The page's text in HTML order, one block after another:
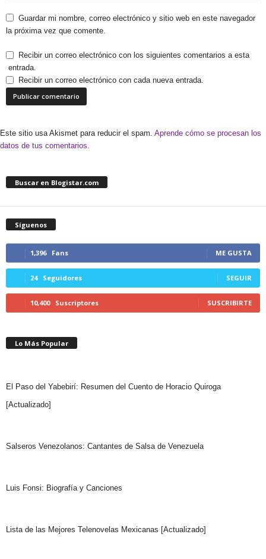
Guardar mi nombre, correo electrónico y sitio web en este navegador
la próxima vez que comente.
Recibir un correo electrónico con los siguientes comentarios a esta
entrada.
Recibir un correo electrónico con cada nueva entrada.
Este sitio usa Akismet para reducir el spam. Aprende cómo se procesan los
datos de tus comentarios.
Buscar en Blogistar.com
Síguenos
1,396 Fans ME GUSTA
24 Seguidores SEGUIR
10,400 Suscriptores SUSCRIBIRTE
Lo Más Popular
El Paso del Yabebirí: Resumen del Cuento de Horacio Quiroga
[Actualizado]
Salseros Venezolanos: Cantantes de Salsa de Venezuela
Luis Fonsi: Biografía y Canciones
Lista de las Mejores Telenovelas Mexicanas [Actualizado]